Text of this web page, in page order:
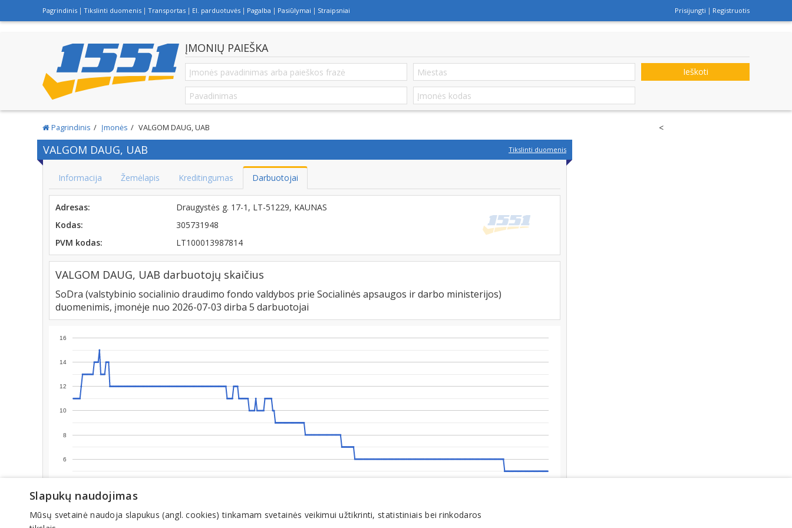
Pagrindinis Tikslinti duomenis Transportas El. parduotuvės Pagalba Pasiūlymai Straipsniai Prisijungti Registruotis
ĮMONIŲ PAIEŠKA
Ieškoti
Pagrindinis Įmonės VALGOM DAUG, UAB
VALGOM DAUG, UAB Tikslinti duomenis
Informacija Žemėlapis Kreditingumas Darbuotojai
Adresas:
Draugystės g. 17-1, LT-51229, KAUNAS
Kodas:
305731948
PVM kodas:
LT100013987814
VALGOM DAUG, UAB darbuotojų skaičius
SoDra (valstybinio socialinio draudimo fondo valdybos prie Socialinės apsaugos ir darbo ministerijos)
duomenimis, įmonėje nuo 2026-07-03 dirba 5 darbuotojai
6
8
10
12
14
16
<
Slapukų naudojimas
Mūsų svetainė naudoja slapukus (angl. cookies) tinkamam svetainės veikimui užtikrinti, statistiniais bei rinkodaros